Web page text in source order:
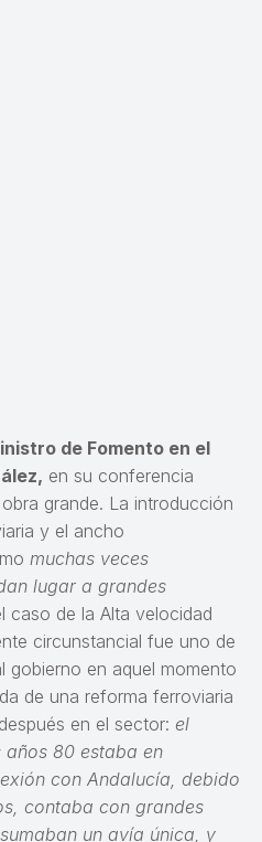
de Fomento en el
en su conferencia
grande. La introducción
y el ancho
muchas veces
lugar a grandes
caso de la Alta velocidad
circunstancial fue uno de
gobierno en aquel momento
de una reforma ferroviaria
en el sector: el
80 estaba en
con Andalucía, debido
contaba con grandes
un avía única, y